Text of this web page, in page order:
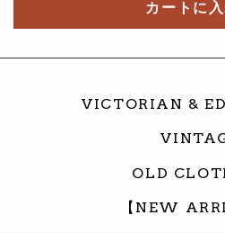
カートに
VICTORIAN &
OLD
【NEW